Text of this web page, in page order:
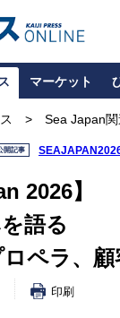
マーケット
Sea Japan関
開記事
2026】
語る
ペラ、
印刷